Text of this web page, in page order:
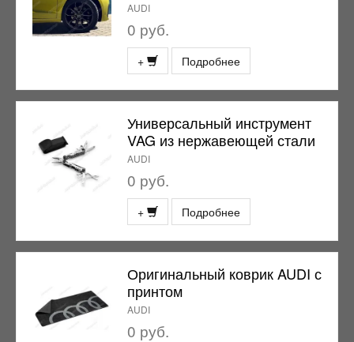
AUDI
0 руб.
+ Подробнее
Универсальный инструмент
VAG из нержавеющей стали
AUDI
0 руб.
+ Подробнее
Оригинальный коврик AUDI с
принтом
AUDI
0 руб.